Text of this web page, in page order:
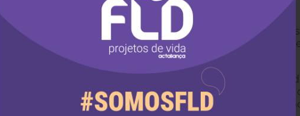
Indígenas é a temática do material da Semana
queremos apresentar aspectos da vida, da cultura
povos indígenas do Brasil.
repassar um pouco sobre o que alguns povos
o caderno, vamos perceber as diversas formas de
podemos refletir sobre a forma de ser criança na